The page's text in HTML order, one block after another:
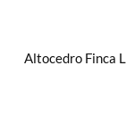
Altocedro Finca